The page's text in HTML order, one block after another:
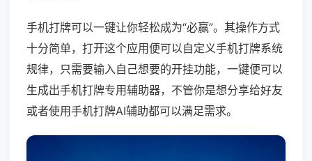
手机打牌可以一键让你轻松成为“必赢”。其操作方式
十分简单，打开这个应用便可以自定义手机打牌系统
规律，只需要输入自己想要的开挂功能，一键便可以
生成出手机打牌专用辅助器，不管你是想分享给好友
或者使用手机打牌AI辅助都可以满足需求。